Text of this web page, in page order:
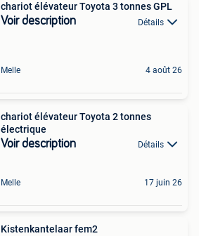
chariot élévateur Toyota 3 tonnes GPL
Voir description Détails
Melle 4 août 26
chariot élévateur Toyota 2 tonnes
électrique
Voir description Détails
Melle 17 juin 26
Kistenkantelaar fem2